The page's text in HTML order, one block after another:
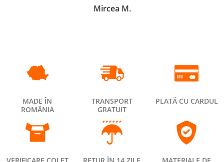
Mircea M.
MADE ÎN
ROMÂNIA
TRANSPORT
GRATUIT
PLATĂ CU CARDUL
VERIFICARE COLET RETUR ÎN 14 ZILE MATERIALE DE